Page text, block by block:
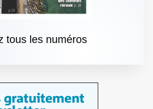
tous les numéros